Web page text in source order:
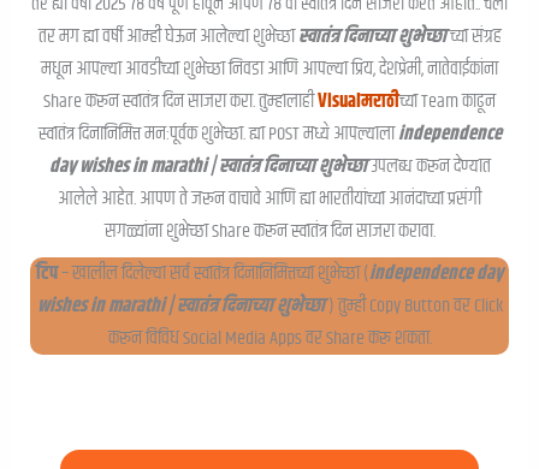
तर मग ह्या वर्षी आम्ही घेऊन आलेल्या शुभेच्छास्वातंत्र दिनाच्या शुभेच्छाच्या संग्रह
मधून आपल्या आवडीच्या शुभेच्छा निवडा आणि आपल्या प्रिय, देशप्रेमी, नातेवाईकांना
Share करून स्वातंत्र दिन साजरा करा. तुम्हालाहीVisualमराठीच्या Team काढून
स्वातंत्र दिनानिमित्त मनःपूर्वक शुभेच्छा. ह्या POST मध्ये आपल्यालाindependence
day wishes in marathi | स्वातंत्र दिनाच्या शुभेच्छाउपलब्ध करून देण्यात
आलेले आहेत. आपण ते जरून वाचावे आणि ह्या भारतीयांच्या आनंदाच्या प्रसंगी
सगळ्यांना शुभेच्छा Share करून स्वातंत्र दिन साजरा करावा.
टिप– खालील दिलेल्या सर्व स्वातंत्र दिनानिमित्तच्या शुभेच्छा (independence day
wishes in marathi | स्वातंत्र दिनाच्या शुभेच्छा) तुम्ही Copy Button वर Click
करून विविध Social Media Apps वर Share करू शकता.